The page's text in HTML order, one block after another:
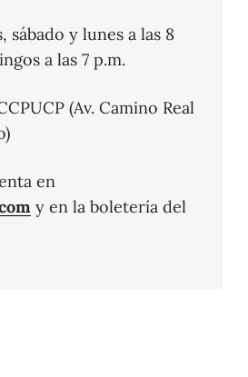
sábado y lunes a las 8
a las 7 p.m.
(Av. Camino Real
en
y en la boletería del